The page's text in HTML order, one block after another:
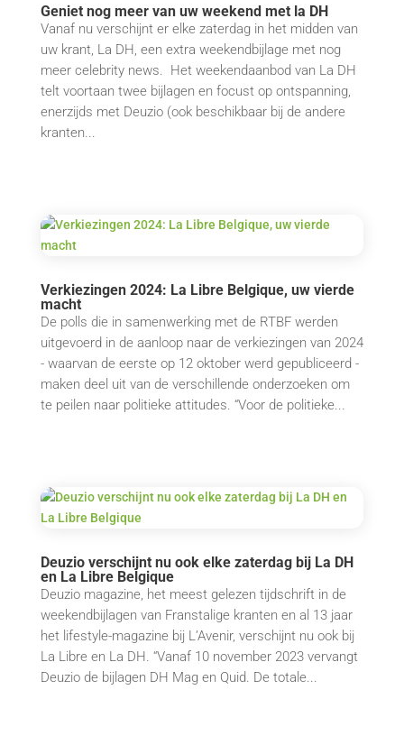
Geniet nog meer van uw weekend met la DH
Vanaf nu verschijnt er elke zaterdag in het midden van
uw krant, La DH, een extra weekendbijlage met nog
meer celebrity news. Het weekendaanbod van La DH
telt voortaan twee bijlagen en focust op ontspanning,
enerzijds met Deuzio (ook beschikbaar bij de andere
kranten...
Verkiezingen 2024: La Libre Belgique, uw vierde
macht
De polls die in samenwerking met de RTBF werden
uitgevoerd in de aanloop naar de verkiezingen van 2024
- waarvan de eerste op 12 oktober werd gepubliceerd -
maken deel uit van de verschillende onderzoeken om
te peilen naar politieke attitudes. “Voor de politieke...
Deuzio verschijnt nu ook elke zaterdag bij La DH
en La Libre Belgique
Deuzio magazine, het meest gelezen tijdschrift in de
weekendbijlagen van Franstalige kranten en al 13 jaar
het lifestyle-magazine bij L’Avenir, verschijnt nu ook bij
La Libre en La DH. “Vanaf 10 november 2023 vervangt
Deuzio de bijlagen DH Mag en Quid. De totale...